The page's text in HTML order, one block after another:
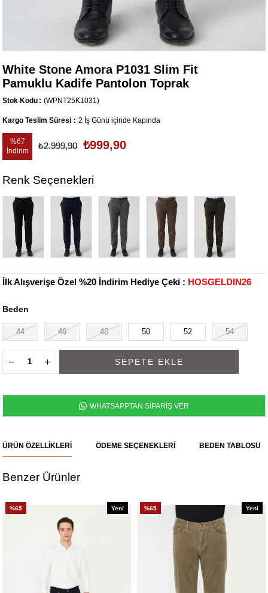
White Stone Amora P1031 Slim Fit
Pamuklu Kadife Pantolon Toprak
Stok Kodu (WPNT25K1031)
Kargo Teslim Süresi : 2 İş Günü içinde Kapında
%67
İndirim
₺2.999,90 ₺999,90
Renk Seçenekleri
İlk Alışverişe Özel %20 İndirim Hediye Çeki : HOSGELDIN26
Beden
44 46 48 50 52 54
WHATSAPPTAN SİPARİŞ VER
ÜRÜN ÖZELLIKLERI ÖDEME SEÇENEKLERI BEDEN TABLOSU
Benzer Ürünler
%65
Yeni
%65
Yeni